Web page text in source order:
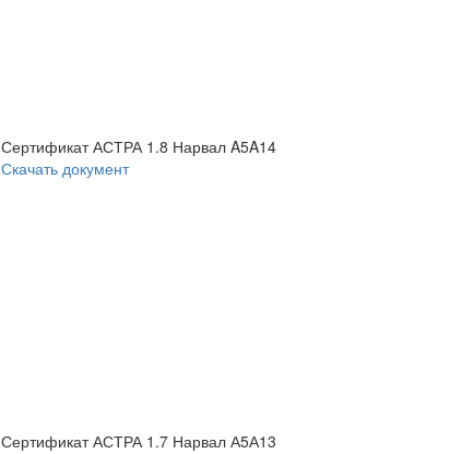
Сертификат АСТРА 1.8 Нарвал A5A14
Скачать документ
Сертификат АСТРА 1.7 Нарвал А5А13